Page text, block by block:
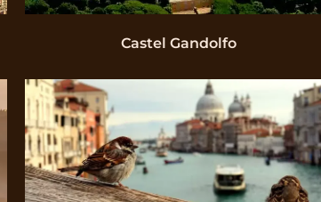
Castel Gandolfo